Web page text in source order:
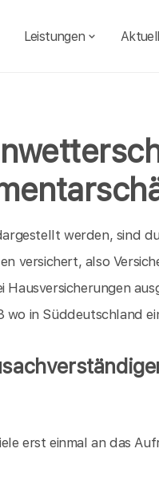
Leistungen
werden, sind
versichert, also
wo in Süddeutschland
erst einmal an das